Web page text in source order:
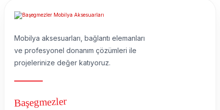
Mobilya aksesuarları, bağlantı elemanları
ve profesyonel donanım çözümleri ile
projelerinize değer katıyoruz.
Başegmezler